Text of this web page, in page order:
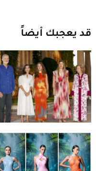
قد يعجبك أيضاً